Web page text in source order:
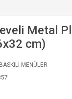
Metal
cm)
MENÜLER